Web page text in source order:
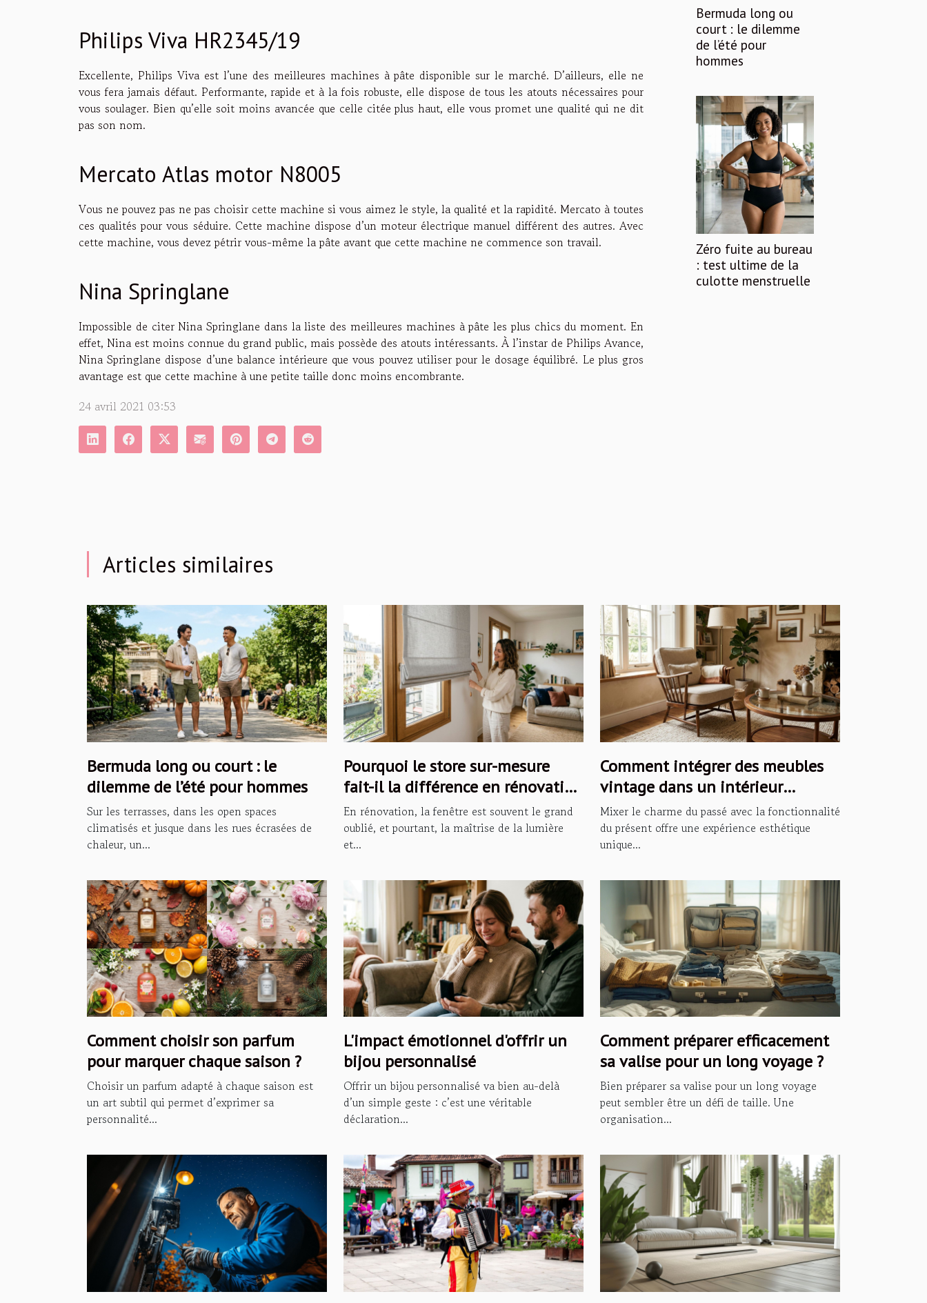
Philips Viva HR2345/19
Excellente, Philips Viva est l’une des meilleures machines à pâte disponible sur le marché. D’ailleurs, elle ne
vous fera jamais défaut. Performante, rapide et à la fois robuste, elle dispose de tous les atouts nécessaires pour
vous soulager. Bien qu’elle soit moins avancée que celle citée plus haut, elle vous promet une qualité qui ne dit
pas son nom.
Mercato Atlas motor N8005
Vous ne pouvez pas ne pas choisir cette machine si vous aimez le style, la qualité et la rapidité. Mercato à toutes
ces qualités pour vous séduire. Cette machine dispose d’un moteur électrique manuel différent des autres. Avec
cette machine, vous devez pétrir vous-même la pâte avant que cette machine ne commence son travail.
Nina Springlane
Impossible de citer Nina Springlane dans la liste des meilleures machines à pâte les plus chics du moment. En
effet, Nina est moins connue du grand public, mais possède des atouts intéressants. À l’instar de Philips Avance,
Nina Springlane dispose d’une balance intérieure que vous pouvez utiliser pour le dosage équilibré. Le plus gros
avantage est que cette machine à une petite taille donc moins encombrante.
24 avril 2021 03:53
Bermuda long ou
court : le dilemme
de l’été pour
hommes
Zéro fuite au bureau
: test ultime de la
culotte menstruelle
Articles similaires
Bermuda long ou court : le
dilemme de l’été pour hommes
Sur les terrasses, dans les open spaces
climatisés et jusque dans les rues écrasées de
chaleur, un...
Pourquoi le store sur-mesure
fait-il la différence en rénovation
?
En rénovation, la fenêtre est souvent le grand
oublié, et pourtant, la maîtrise de la lumière
et...
Comment intégrer des meubles
vintage dans un intérieur
moderne ?
Mixer le charme du passé avec la fonctionnalité
du présent offre une expérience esthétique
unique...
Comment choisir son parfum
pour marquer chaque saison ?
Choisir un parfum adapté à chaque saison est
un art subtil qui permet d’exprimer sa
personnalité...
L'impact émotionnel d'offrir un
bijou personnalisé
Offrir un bijou personnalisé va bien au-delà
d’un simple geste : c’est une véritable
déclaration...
Comment préparer efficacement
sa valise pour un long voyage ?
Bien préparer sa valise pour un long voyage
peut sembler être un défi de taille. Une
organisation...